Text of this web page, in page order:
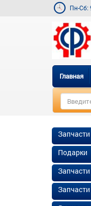
Пн-Сб:
Главная
Подарки